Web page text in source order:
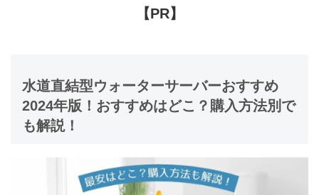
【PR】
水道直結型ウォーターサーバーおすすめ
2024年版！おすすめはどこ？購入方法別で
も解説！